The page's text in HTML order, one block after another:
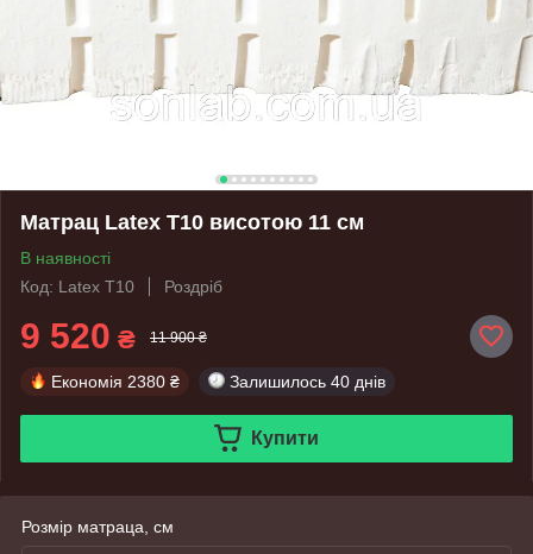
Матрац Latex Т10 висотою 11 см
В наявності
Код: Latex Т10
Роздріб
9 520 ₴ 11 900 ₴
Економія 2380 ₴ Залишилось 40 днів
Купити
Розмір матраца, см